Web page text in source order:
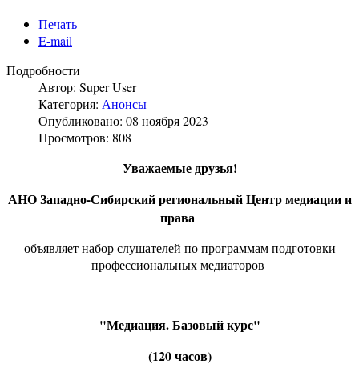
Печать
E-mail
Подробности
Автор: Super User
Категория: Анонсы
Опубликовано: 08 ноября 2023
Просмотров: 808
Уважаемые друзья!
АНО Западно-Сибирский региональный Центр медиации и
права
объявляет набор слушателей по программам подготовки
профессиональных медиаторов
"Медиация. Базовый курс"
(120 часов)